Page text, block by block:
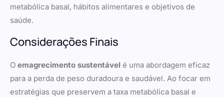
metabólica basal, hábitos alimentares e objetivos de
saúde.
Considerações Finais
O emagrecimento sustentável é uma abordagem eficaz
para a perda de peso duradoura e saudável. Ao focar em
estratégias que preservem a taxa metabólica basal e